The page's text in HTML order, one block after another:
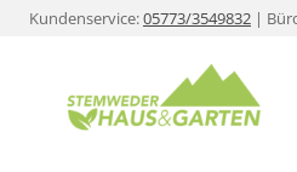
ZumKundenservice:05773/3549832 |